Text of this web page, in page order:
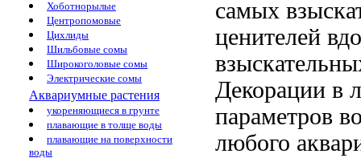
Хоботнорылые
Центропомовые
Цихлиды
Шильбовые сомы
Широкоголовые сомы
Электрические сомы
Аквариумные растения
укореняющиеся в грунте
плавающие в толще воды
плавающие на поверхности
воды
самых
ценителей
Декорации в
параметров
любого